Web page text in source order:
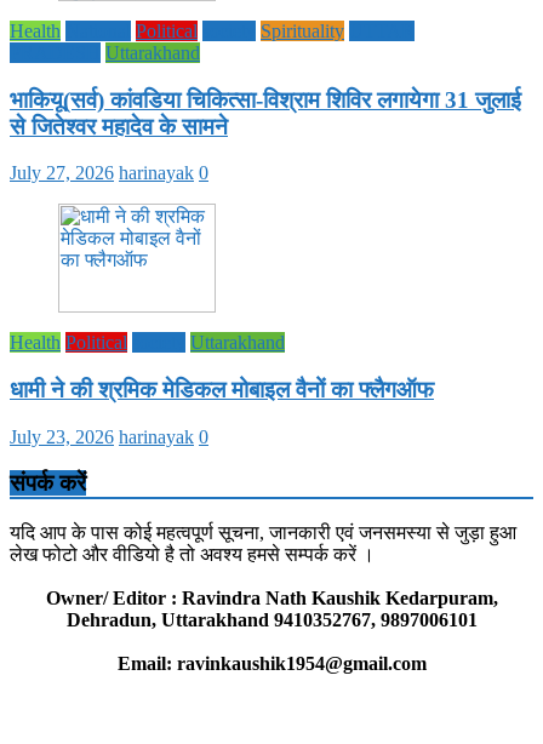
Health Political Spirituality
Uttarakhand
भाकियू(सर्व) कांवडिया चिकित्सा-विश्राम शिविर लगायेगा 31 जुलाई
से जितेश्वर महादेव के सामने
July 27, 2026 harinayak 0
Health Political Uttarakhand
धामी ने की श्रमिक मेडिकल मोबाइल वैनों का फ्लैगऑफ
July 23, 2026 harinayak 0
संपर्क करें
यदि आप के पास कोई महत्वपूर्ण सूचना, जानकारी एवं जनसमस्या से जुड़ा हुआ
लेख फोटो और वीडियो है तो अवश्य हमसे सम्पर्क करें ।
Owner/ Editor : Ravindra Nath Kaushik Kedarpuram,
Dehradun, Uttarakhand 9410352767, 9897006101
Email: ravinkaushik1954@gmail.com